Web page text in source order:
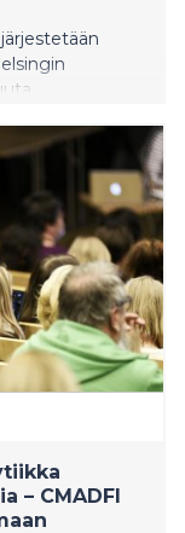
– CMADFI